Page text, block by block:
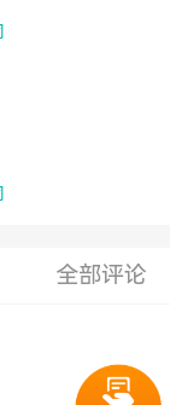
全部评论